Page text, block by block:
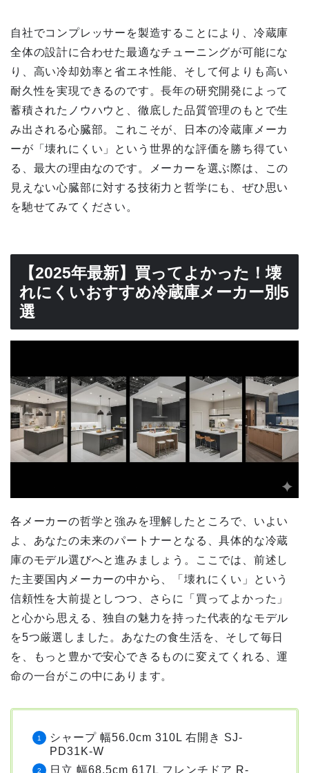
自社でコンプレッサーを製造することにより、冷蔵庫
全体の設計に合わせた最適なチューニングが可能にな
り、高い冷却効率と省エネ性能、そして何よりも高い
耐久性を実現できるのです。長年の研究開発によって
蓄積されたノウハウと、徹底した品質管理のもとで生
み出される心臓部。これこそが、日本の冷蔵庫メーカ
ーが「壊れにくい」という世界的な評価を勝ち得てい
る、最大の理由なのです。メーカーを選ぶ際は、この
見えない心臓部に対する技術力と哲学にも、ぜひ思い
を馳せてみてください。
【2025年最新】買ってよかった！壊
れにくいおすすめ冷蔵庫メーカー別5
選
各メーカーの哲学と強みを理解したところで、いよい
よ、あなたの未来のパートナーとなる、具体的な冷蔵
庫のモデル選びへと進みましょう。ここでは、前述し
た主要国内メーカーの中から、「壊れにくい」という
信頼性を大前提としつつ、さらに「買ってよかった」
と心から思える、独自の魅力を持った代表的なモデル
を5つ厳選しました。あなたの食生活を、そして毎日
を、もっと豊かで安心できるものに変えてくれる、運
命の一台がこの中にあります。
シャープ 幅56.0cm 310L 右開き SJ-
PD31K-W
日立 幅68.5cm 617L フレンチドア R-